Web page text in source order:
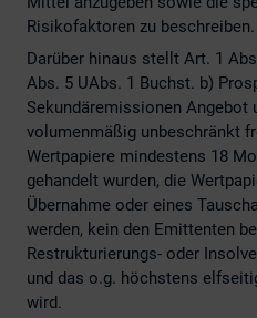
Risikofaktoren zu beschreiben.
Darüber hinaus stellt Art. 1
Abs. 5 UAbs. 1 Buchst. b)
Sekundäremissionen Angebot
volumenmäßig unbeschränkt
Wertpapiere mindestens 18
gehandelt wurden, die
Übernahme oder eines
werden, kein den Emittenten
Restrukturierungs- oder
und das o.g. höchstens
wird.